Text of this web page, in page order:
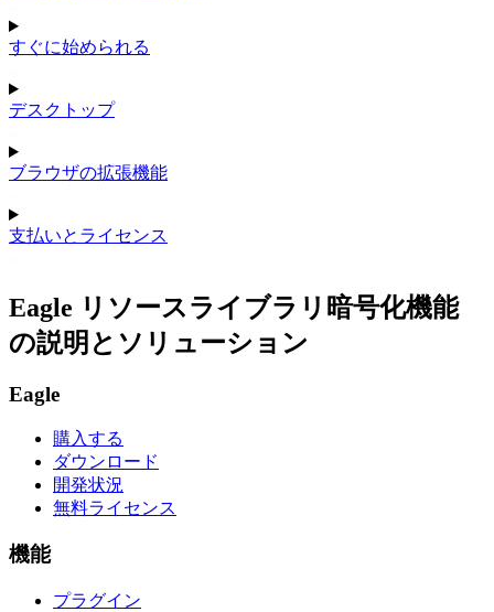
すぐに始められる
デスクトップ
ブラウザの拡張機能
支払いとライセンス
Eagle リソースライブラリ暗号化機能
の説明とソリューション
Eagle
購入する
ダウンロード
開発状況
無料ライセンス
機能
プラグイン